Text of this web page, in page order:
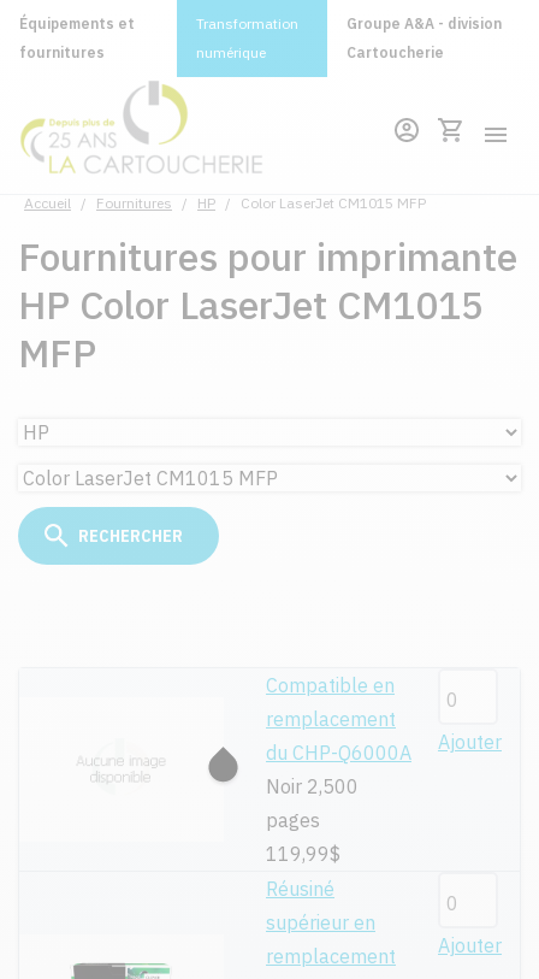
Équipements et
fournitures
Transformation
numérique
Groupe A&A - division
Cartoucherie
Accueil / Fournitures / HP / Color LaserJet CM1015 MFP
Fournitures pour imprimante
HP Color LaserJet CM1015
MFP
Compatible en
remplacement
du CHP-Q6000A
Noir 2,500
pages
119,99$
Ajouter
Réusiné
supérieur en
remplacement
Ajouter